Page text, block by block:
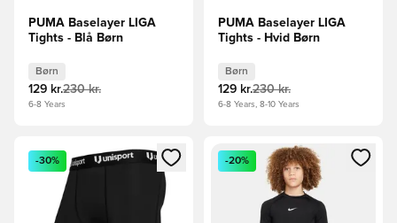
PUMA Baselayer LIGA
Tights - Blå Børn
Børn
129 kr.230 kr.
6-8 Years
PUMA Baselayer LIGA
Tights - Hvid Børn
Børn
129 kr.230 kr.
6-8 Years, 8-10 Years
Åbner en Modal til at logge ind eller tilmelde dig som
-30%
Åbner en Modal til at logge
-20%